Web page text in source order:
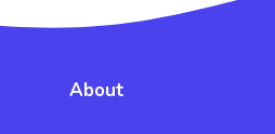
About